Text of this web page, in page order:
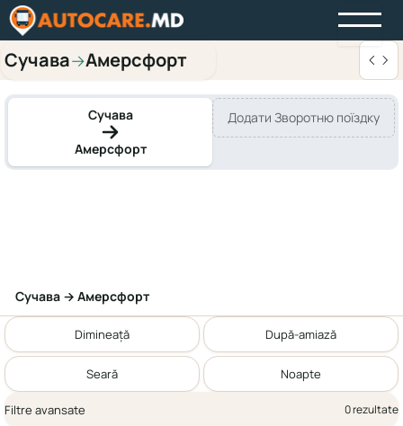
Сучава→Амерсфорт
Сучава
Амерсфорт
Додати Зворотню поїздку
Сучава → Амерсфорт
Dimineață După-amiază
Seară Noapte
Filtre avansate 0 rezultate